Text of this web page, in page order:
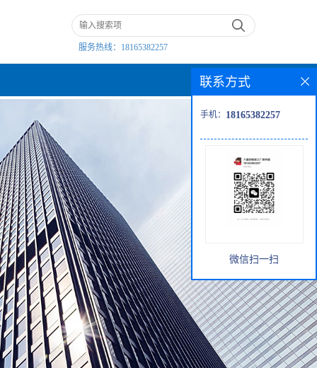
服务热线： 18165382257
联系方式
手机： 18165382257
微信扫一扫